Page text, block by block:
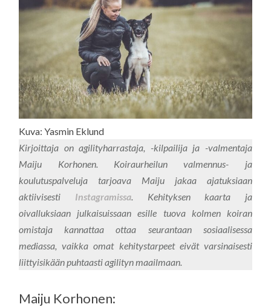
Kuva: Yasmin Eklund
Kirjoittaja on agilityharrastaja, -kilpailija ja -valmentaja
Maiju Korhonen. Koiraurheilun valmennus- ja
koulutuspalveluja tarjoava Maiju jakaa ajatuksiaan
aktiivisesti Instagramissa. Kehityksen kaarta ja
oivalluksiaan julkaisuissaan esille tuova kolmen koiran
omistaja kannattaa ottaa seurantaan sosiaalisessa
mediassa, vaikka omat kehitystarpeet eivät varsinaisesti
liittyisikään puhtaasti agilityn maailmaan.
Maiju Korhonen: